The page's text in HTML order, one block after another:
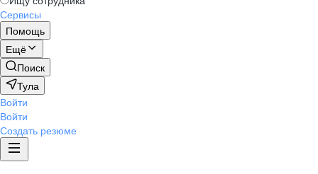
Сервисы
Помощь
Ещё
Поиск
Тула
Войти
Войти
Создать резюме